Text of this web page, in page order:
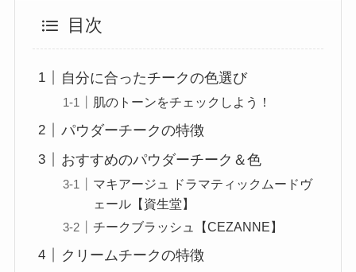
目次
自分に合ったチークの色選び
肌のトーンをチェックしよう！
パウダーチークの特徴
おすすめのパウダーチーク＆色
マキアージュ ドラマティックムードヴ
ェール【資生堂】
チークブラッシュ【CEZANNE】
クリームチークの特徴